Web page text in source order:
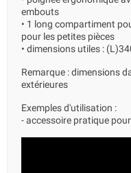
embouts
• 1 long compartiment
pour les petites pièces
• dimensions utiles :
Remarque : dimensions
extérieures
Exemples d'utilisation :
- accessoire pratique